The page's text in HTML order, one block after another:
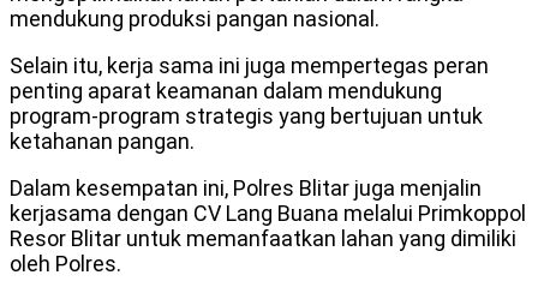
mendukung produksi pangan nasional.
Selain itu, kerja sama ini juga mempertegas peran
penting aparat keamanan dalam mendukung
program-program strategis yang bertujuan untuk
ketahanan pangan.
Dalam kesempatan ini, Polres Blitar juga menjalin
kerjasama dengan CV Lang Buana melalui Primkoppol
Resor Blitar untuk memanfaatkan lahan yang dimiliki
oleh Polres.